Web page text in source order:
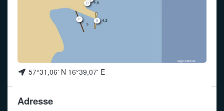
57°31,06' N 16°39,07' E
Adresse
Funkalphabet